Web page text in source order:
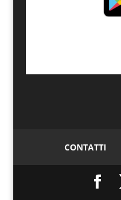
CONTATTI